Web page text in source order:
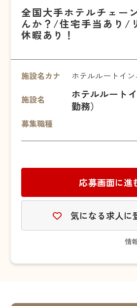
全国大手ホテルチェー
んか？/住宅手当あり/
休暇あり！
施設名カナ
ホテルルートイン
施設名
ホテルルート
勤務）
募集職種
応募画面に進
気になる求人に
情